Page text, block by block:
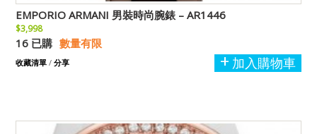
EMPORIO ARMANI 男裝時尚腕錶 – AR1446
$3,998
16 已購 數量有限
加入購物車
收藏清單 / 分享